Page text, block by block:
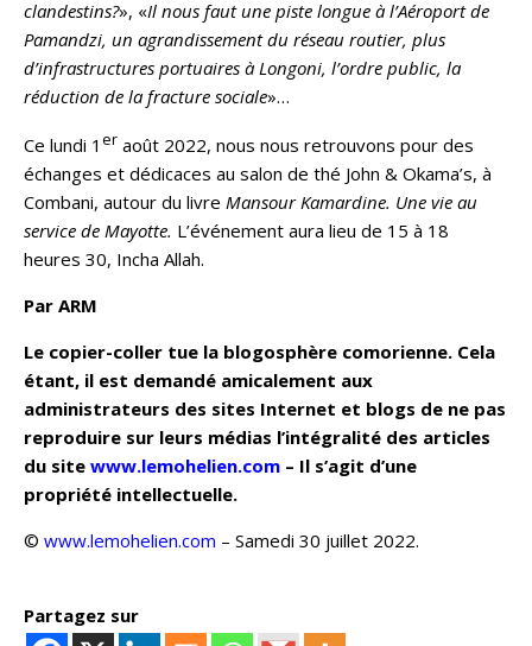
clandestins?», «Il nous faut une piste longue à l’Aéroport de
Pamandzi, un agrandissement du réseau routier, plus
d’infrastructures portuaires à Longoni, l’ordre public, la
réduction de la fracture sociale»…
Ce lundi 1 er août 2022, nous nous retrouvons pour des
échanges et dédicaces au salon de thé John & Okama’s, à
Combani, autour du livre Mansour Kamardine. Une vie au
service de Mayotte. L’événement aura lieu de 15 à 18
heures 30, Incha Allah.
Par ARM
Le copier-coller tue la blogosphère comorienne. Cela
étant, il est demandé amicalement aux
administrateurs des sites Internet et blogs de ne pas
reproduire sur leurs médias l’intégralité des articles
du site www.lemohelien.com – Il s’agit d’une
propriété intellectuelle.
© www.lemohelien.com – Samedi 30 juillet 2022.
Partagez sur